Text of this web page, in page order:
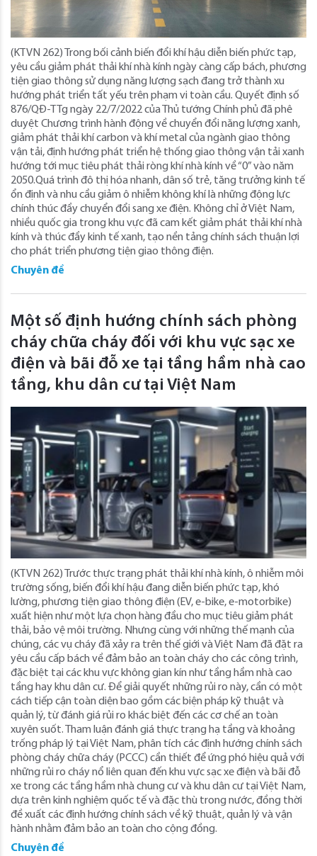
(KTVN 262) Trong bối cảnh biến đổi khí hậu diễn biến phức tạp,
yêu cầu giảm phát thải khí nhà kính ngày càng cấp bách, phương
tiện giao thông sử dụng năng lượng sạch đang trở thành xu
hướng phát triển tất yếu trên phạm vi toàn cầu. Quyết định số
876/QĐ-TTg ngày 22/7/2022 của Thủ tướng Chính phủ đã phê
duyệt Chương trình hành động về chuyển đổi năng lượng xanh,
giảm phát thải khí carbon và khí metal của ngành giao thông
vận tải, định hướng phát triển hệ thống giao thông vận tải xanh
hướng tới mục tiêu phát thải ròng khí nhà kính về “0” vào năm
2050.Quá trình đô thị hóa nhanh, dân số trẻ, tăng trưởng kinh tế
ổn định và nhu cầu giảm ô nhiễm không khí là những động lực
chính thúc đẩy chuyển đổi sang xe điện. Không chỉ ở Việt Nam,
nhiều quốc gia trong khu vực đã cam kết giảm phát thải khí nhà
kính và thúc đẩy kinh tế xanh, tạo nền tảng chính sách thuận lợi
cho phát triển phương tiện giao thông điện.
Chuyên đề
Một số định hướng chính sách phòng
cháy chữa cháy đối với khu vực sạc xe
điện và bãi đỗ xe tại tầng hầm nhà cao
tầng, khu dân cư tại Việt Nam
(KTVN 262) Trước thực trạng phát thải khí nhà kính, ô nhiễm môi
trường sống, biến đổi khí hậu đang diễn biến phức tạp, khó
lường, phương tiện giao thông điện (EV, e-bike, e-motorbike)
xuất hiện như một lựa chọn hàng đầu cho mục tiêu giảm phát
thải, bảo vệ môi trường. Nhưng cùng với những thế mạnh của
chúng, các vụ cháy đã xảy ra trên thế giới và Việt Nam đã đặt ra
yêu cầu cấp bách về đảm bảo an toàn cháy cho các công trình,
đặc biệt tại các khu vực không gian kín như tầng hầm nhà cao
tầng hay khu dân cư. Để giải quyết những rủi ro này, cần có một
cách tiếp cận toàn diện bao gồm các biện pháp kỹ thuật và
quản lý, từ đánh giá rủi ro khác biệt đến các cơ chế an toàn
xuyên suốt. Tham luận đánh giá thực trạng hạ tầng và khoảng
trống pháp lý tại Việt Nam, phân tích các định hướng chính sách
phòng cháy chữa cháy (PCCC) cần thiết để ứng phó hiệu quả với
những rủi ro cháy nổ liên quan đến khu vực sạc xe điện và bãi đỗ
xe trong các tầng hầm nhà chung cư và khu dân cư tại Việt Nam,
dựa trên kinh nghiệm quốc tế và đặc thù trong nước, đồng thời
đề xuất các định hướng chính sách về kỹ thuật, quản lý và vận
hành nhằm đảm bảo an toàn cho cộng đồng.
Chuyên đề